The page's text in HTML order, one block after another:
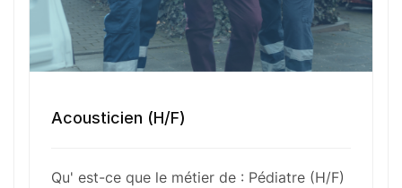
Acousticien (H/F)
Qu' est-ce que le métier de : Pédiatre (H/F)